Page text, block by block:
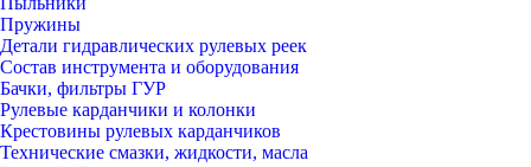
Пружины
Детали гидравлических рулевых реек
Состав инструмента и оборудования
Бачки, фильтры ГУР
Рулевые карданчики и колонки
Крестовины рулевых карданчиков
Технические смазки, жидкости, масла